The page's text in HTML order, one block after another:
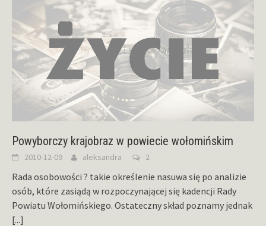
Powyborczy krajobraz w powiecie wołomińskim
2010-12-09 aleksandra 2
Rada osobowości ? takie określenie nasuwa się po analizie
osób, które zasiądą w rozpoczynającej się kadencji Rady
Powiatu Wołomińskiego. Ostateczny skład poznamy jednak
[...]